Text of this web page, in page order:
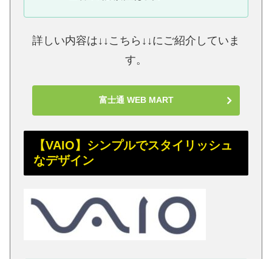
詳しい内容は↓↓こちら↓↓にご紹介していま
す。
富士通 WEB MART
【VAIO】シンプルでスタイリッシュ
なデザイン